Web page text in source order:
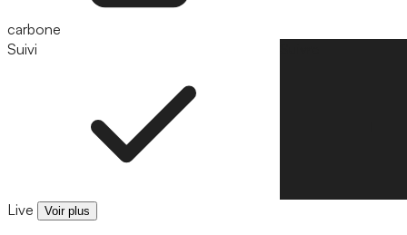
carbone
Suivi
Live Voir plus